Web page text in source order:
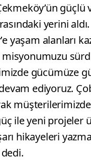
güçlü
yerini aldı.
yaşam alanları
gücümüze
ediyoruz.
ile yeni projeler
hikayeleri